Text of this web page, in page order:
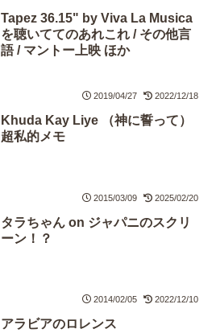
Tapez 36.15" by Viva La Musica
を聴いててのあれこれ / その他言
語 / マントー上映 ほか
2019/04/27 2022/12/18
Khuda Kay Liye （神に誓って）
超私的メモ
2015/03/09 2025/02/20
タラちゃん on ジャパニのスクリ
ーン！？
2014/02/05 2022/12/10
アラビアのロレンス